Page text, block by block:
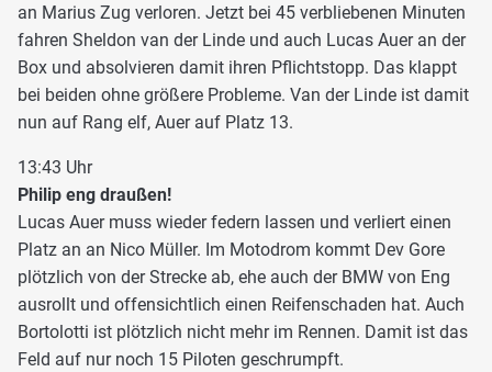
an Marius Zug verloren. Jetzt bei 45 verbliebenen Minuten
fahren Sheldon van der Linde und auch Lucas Auer an der
Box und absolvieren damit ihren Pflichtstopp. Das klappt
bei beiden ohne größere Probleme. Van der Linde ist damit
nun auf Rang elf, Auer auf Platz 13.
13:43 Uhr
Philip eng draußen!
Lucas Auer muss wieder federn lassen und verliert einen
Platz an an Nico Müller. Im Motodrom kommt Dev Gore
plötzlich von der Strecke ab, ehe auch der BMW von Eng
ausrollt und offensichtlich einen Reifenschaden hat. Auch
Bortolotti ist plötzlich nicht mehr im Rennen. Damit ist das
Feld auf nur noch 15 Piloten geschrumpft.